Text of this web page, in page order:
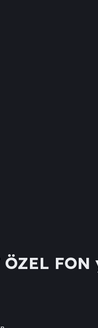
FON